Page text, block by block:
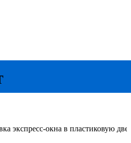
экспресс-окна в пластиковую